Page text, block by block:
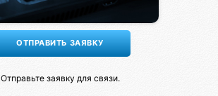
Отправьте заявку для связи.